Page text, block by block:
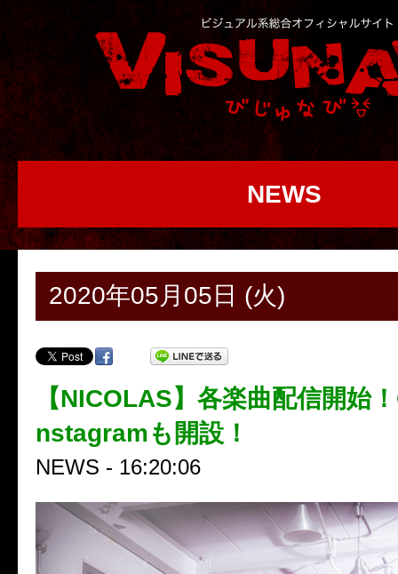
NEWS
2020年05月05日 (火)
【NICOLAS】各楽曲配信開始
nstagramも開設！
NEWS - 16:20:06